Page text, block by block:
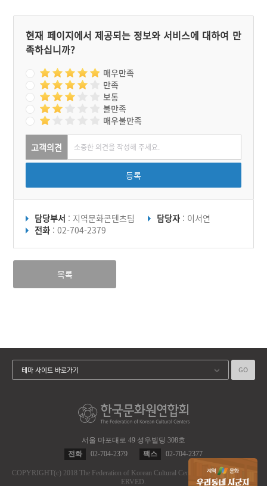
현재 페이지에서 제공되는 정보와 서비스에 대하여 만
족하십니까?
매우만족
만족
보통
불만족
매우불만족
고객의견
등록
담당부서 : 지역문화콘텐츠팀 담당자 : 이서연
전화 : 02-704-2379
목록
서울 마포대로 49 성우빌딩 308호
전화
02-704-2379 팩스 02-704-2377
COPYRIGHT(c) 2018 The Federation of Korean Cultural Centers.
ALL RIGHT RES
ERVED.
테마 사이트 바로가기 GO